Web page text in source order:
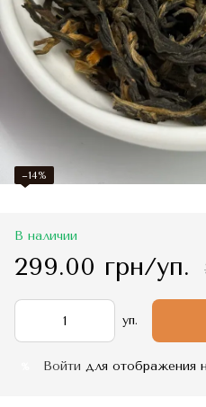
−14%
В наличии
299.00 грн/уп.
уп.
Войти для отображения